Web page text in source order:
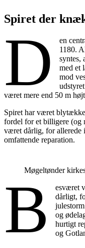
Spiret der
D
en
1180.
syntes,
med et
mod
været mere end 50 m
Spiret har været
fordel for et billigere (og
været dårlig, for allerede
omfattende reparation.
Møgeltønder
B
esværet
dårligt,
og
hurtigt
og